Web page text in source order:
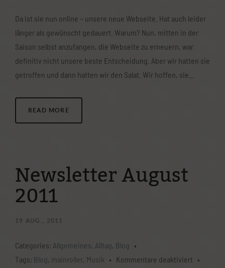
ist
es
her
Da ist sie nun online – unsere neue Webseite. Hat auch leider
länger als gewünscht gedauert. Warum? Nun, mitten in der
Saison selbst anzufangen, die Webseite zu erneuern, war
definitiv nicht unsere beste Entscheidung. Aber wir hatten sie
getroffen und dann hatten wir den Salat. Wir hoffen, sie…
READ MORE
Newsletter August
2011
19 AUG., 2011
Categories: Allgemeines, Alltag, Blog
•
Tags: Blog, mainroller, Musik • Kommentare deaktiviert für•